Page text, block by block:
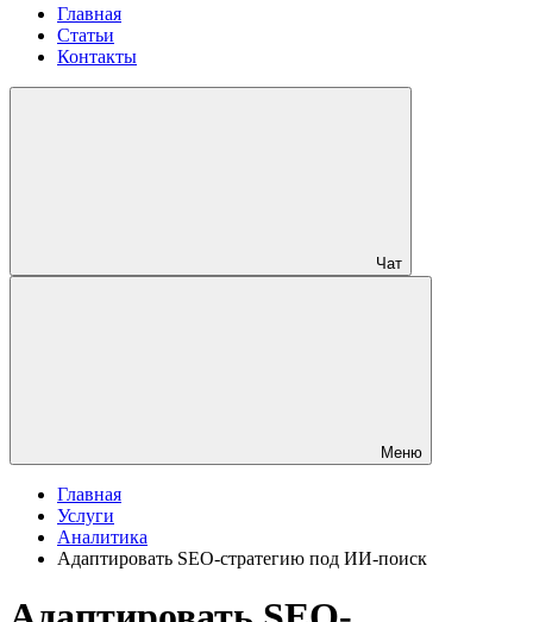
Главная
Статьи
Контакты
Чат
Меню
Главная
Услуги
Аналитика
Адаптировать SEO-стратегию под ИИ-поиск